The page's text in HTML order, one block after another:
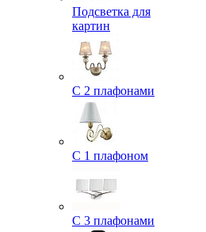
Подсветка для
картин
С 2 плафонами
С 1 плафоном
С 3 плафонами